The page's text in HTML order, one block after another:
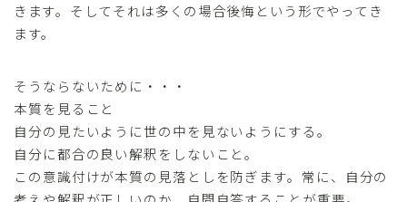
きます。そしてそれは多くの場合後悔という形でやってき
ます。
そうならないために・・・
本質を見ること
自分の見たいように世の中を見ないようにする。
自分に都合の良い解釈をしないこと。
この意識付けが本質の見落としを防ぎます。常に、自分の